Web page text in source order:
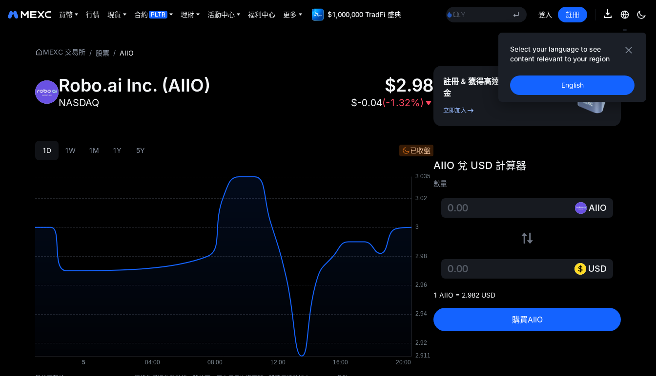
買幣 行情 現貨 合約 PLTR 理財 活動中心 福利中心 更多 $1,000,000 TradFi 盛典
LLY
BLESS
LLY
BLESS
登入 註冊
Select your language to see
content relevant to your region
English
MEXC 交易所 / 股票 / AIIO
Robo.ai Inc. (AIIO)
NASDAQ
$2.98
$-0.04(-1.32%)
1D 1W 1M 1Y 5Y 已收盤
註冊 & 獲得高達 10,000
獎
金
立即加入
AIIO 兌 USD 計算器
數量
AIIO
USD
1 AIIO = 2.982 USD
購買AIIO